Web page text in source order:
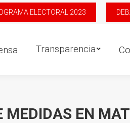
ELECTORAL 2023
Transparencia
MEDIDAS EN
Transparencia Contacto